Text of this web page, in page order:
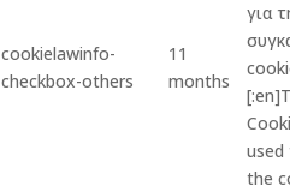
cookielawinfo-
checkbox-others
11
months
για
the